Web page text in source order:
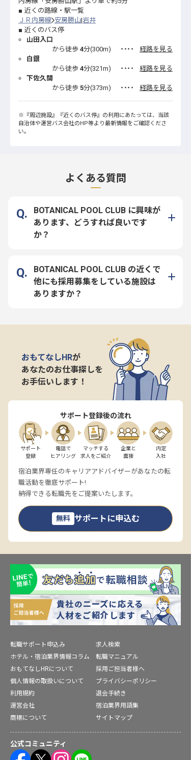
近くの路線・駅一覧
ＪＲ内房線 安房勝山 岩井
近くのバス停
山田入口
から徒歩 4分(300m) ・・・・
経路を見る
白銀
から徒歩 4分(321m) ・・・・
経路を見る
下佐久間
から徒歩 5分(373m) ・・・・ 経路を見る
※ 『周辺施設』 『近くのバス停』 の利用にあたっては、当該
自治体や運営バス会社のHP等より最新情報をご確認くださ
い。
よくある質問
BOTANICAL POOL CLUB に興味が
あります、どうすれば良いです
か？
BOTANICAL POOL CLUB の近くで
他にも採用募集をしている施設は
ありますか？
おもてなしHRが
あなたのお仕事探しを
お手伝いします！
サポート登録後の流れ
サポート
登録
電話で
ヒアリング
マッチする
求人をご紹介
企業と
面接
内定
入社
宿泊業界専任のキャリアアドバイザーがあなたの転
職活動を徹底サポート!
納得できる転職先をご提案いたします。
無料 サポートに申込む
転職サポート申込み
求人検索
ホテル・宿泊業界情報コラム
転職マニュアル
おもてなしHRについて
採用ご担当者様へ
個人情報の取扱いについて
プライバシーポリシー
利用規約
退会手続き
運営会社
宿泊業界用語集
商標について
サイトマップ
公式コミュニティ